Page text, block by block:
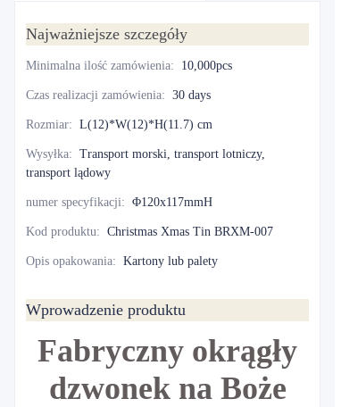
Najważniejsze szczegóły
Minimalna ilość zamówienia: 10,000pcs
Czas realizacji zamówienia: 30 days
Rozmiar: L(12)*W(12)*H(11.7) cm
Wysyłka: Transport morski, transport lotniczy,
transport lądowy
numer specyfikacji: Φ120x117mmH
Kod produktu: Christmas Xmas Tin BRXM-007
Opis opakowania: Kartony lub palety
Wprowadzenie produktu
Fabryczny okrągły
dzwonek na Boże